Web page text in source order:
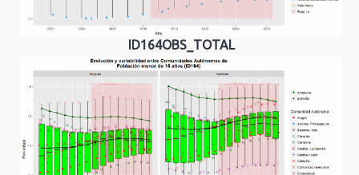
ID164OBS_TOTAL